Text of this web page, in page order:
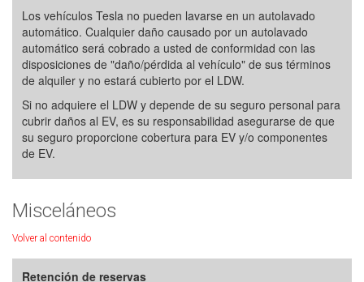
Los vehículos Tesla no pueden lavarse en un autolavado
automático. Cualquier daño causado por un autolavado
automático será cobrado a usted de conformidad con las
disposiciones de "daño/pérdida al vehículo" de sus términos
de alquiler y no estará cubierto por el LDW.
Si no adquiere el LDW y depende de su seguro personal para
cubrir daños al EV, es su responsabilidad asegurarse de que
su seguro proporcione cobertura para EV y/o componentes
de EV.
Misceláneos
Volver al contenido
Retención de reservas